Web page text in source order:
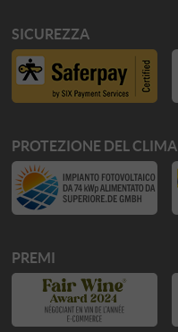
SICUREZZA
PROTEZIONE DEL CLIMA
PREMI